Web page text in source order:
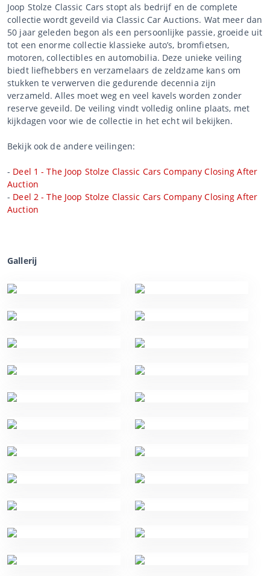
Joop Stolze Classic Cars stopt als bedrijf en de complete
collectie wordt geveild via Classic Car Auctions. Wat meer dan
50 jaar geleden begon als een persoonlijke passie, groeide uit
tot een enorme collectie klassieke auto’s, bromfietsen,
motoren, collectibles en automobilia. Deze unieke veiling
biedt liefhebbers en verzamelaars de zeldzame kans om
stukken te verwerven die gedurende decennia zijn
verzameld. Alles moet weg en veel kavels worden zonder
reserve geveild. De veiling vindt volledig online plaats, met
kijkdagen voor wie de collectie in het echt wil bekijken.
Bekijk ook de andere veilingen:
- Deel 1 - The Joop Stolze Classic Cars Company Closing After
Auction
- Deel 2 - The Joop Stolze Classic Cars Company Closing After
Auction
Gallerij